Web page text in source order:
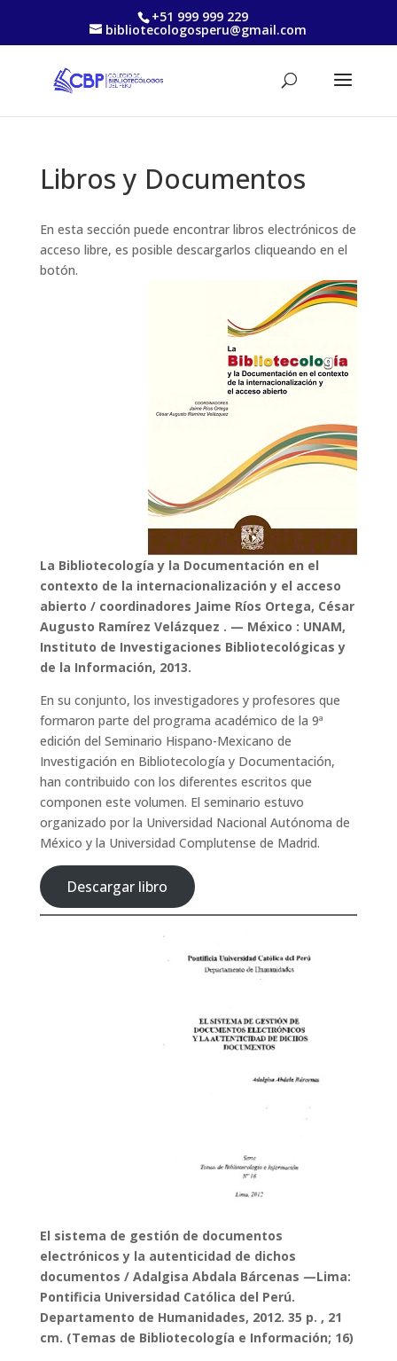
+51 999 999 229
bibliotecologosperu@gmail.com
Libros y Documentos
En esta sección puede encontrar libros electrónicos de
acceso libre, es posible descargarlos cliqueando en el
botón.
La Bibliotecología y la Documentación en el
contexto de la internacionalización y el acceso
abierto / coordinadores Jaime Ríos Ortega, César
Augusto Ramírez Velázquez . — México : UNAM,
Instituto de Investigaciones Bibliotecológicas y
de la Información, 2013.
En su conjunto, los investigadores y profesores que
formaron parte del programa académico de la 9ª
edición del Seminario Hispano-Mexicano de
Investigación en Bibliotecología y Documentación,
han contribuido con los diferentes escritos que
componen este volumen. El seminario estuvo
organizado por la Universidad Nacional Autónoma de
México y la Universidad Complutense de Madrid.
Descargar libro
El sistema de gestión de documentos
electrónicos y la autenticidad de dichos
documentos / Adalgisa Abdala Bárcenas —Lima:
Pontificia Universidad Católica del Perú.
Departamento de Humanidades, 2012. 35 p. , 21
cm. (Temas de Bibliotecología e Información; 16)